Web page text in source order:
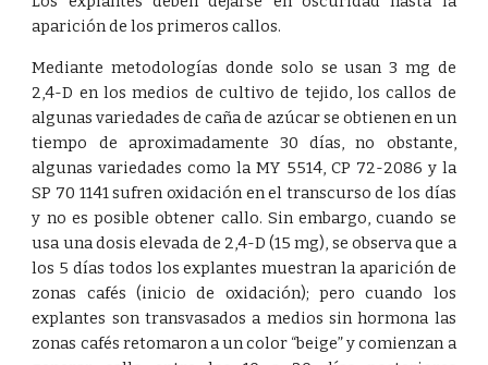
aparición de los primeros callos.
Mediante metodologías donde solo se usan 3 mg de
2,4-D en los medios de cultivo de tejido, los callos de
algunas variedades de caña de azúcar se obtienen en un
tiempo de aproximadamente 30 días, no obstante,
algunas variedades como la MY 5514, CP 72-2086 y la
SP 70 1141 sufren oxidación en el transcurso de los días
y no es posible obtener callo. Sin embargo, cuando se
usa una dosis elevada de 2,4-D (15 mg), se observa que a
los 5 días todos los explantes muestran la aparición de
zonas cafés (inicio de oxidación); pero cuando los
explantes son transvasados a medios sin hormona las
zonas cafés retomaron a un color “beige” y comienzan a